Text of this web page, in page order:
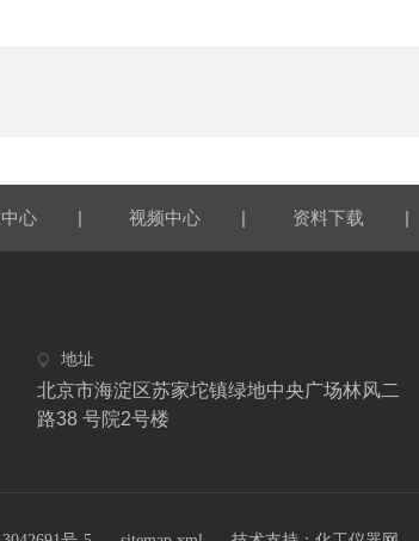
心 | 视频中心 | 资料下载 |
地址
北京市海淀区苏家坨镇绿地中央广场林风二
路38 号院2号楼